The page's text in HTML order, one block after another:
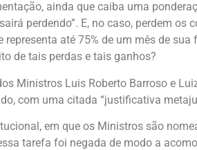
ainda que caiba uma
perdendo”. E, no caso, perdem
até 75% de um mês de
de tais perdas e tais ganhos?
Ministros Luis Roberto Barroso e
com uma citada “justificativa
em que os Ministros são
tarefa foi negada de modo a